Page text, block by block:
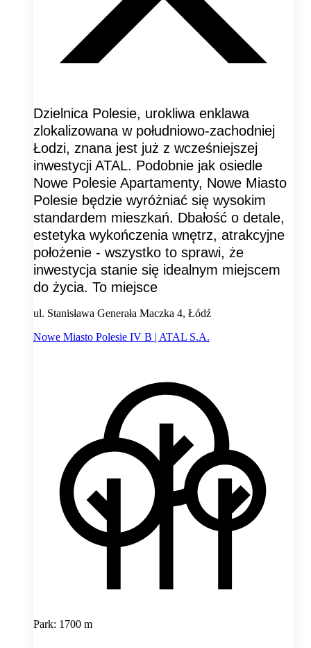
Dzielnica Polesie, urokliwa enklawa
zlokalizowana w południowo-zachodniej
Łodzi, znana jest już z wcześniejszej
inwestycji ATAL. Podobnie jak osiedle
Nowe Polesie Apartamenty, Nowe Miasto
Polesie będzie wyróżniać się wysokim
standardem mieszkań. Dbałość o detale,
estetyka wykończenia wnętrz, atrakcyjne
położenie - wszystko to sprawi, że
inwestycja stanie się idealnym miejscem
do życia. To miejsce
ul. Stanisława Generała Maczka 4, Łódź
Nowe Miasto Polesie IV B | ATAL S.A.
Park: 1700 m